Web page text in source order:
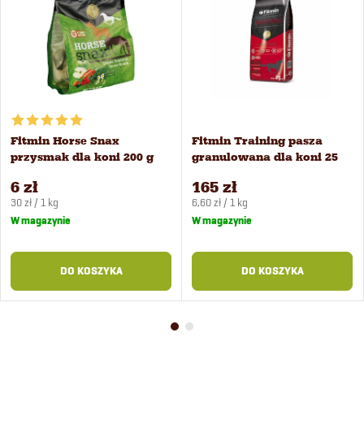
Fitmin Horse Snax
przysmak dla koni 200 g
6 zł
Cena
jednostkowa:
30 zł / 1 kg
W magazynie
DO KOSZYKA
Fitmin Training pasza
granulowana dla koni 25
165 zł
Cena
jednostkowa:
6,60 zł / 1 kg
W magazynie
DO KOSZYKA